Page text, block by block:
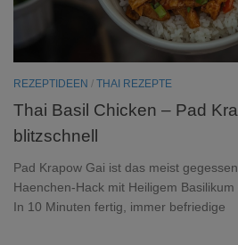
REZEPTIDEEN / THAI REZEPTE
Thai Basil Chicken – Pad
blitzschnell
Pad Krapow Gai ist das meist
Haenchen-Hack mit Heiligem
In 10 Minuten fertig, immer befriedige